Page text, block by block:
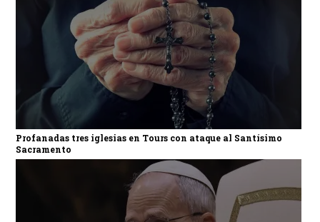
Profanadas tres iglesias en Tours con ataque al Santísimo
Sacramento